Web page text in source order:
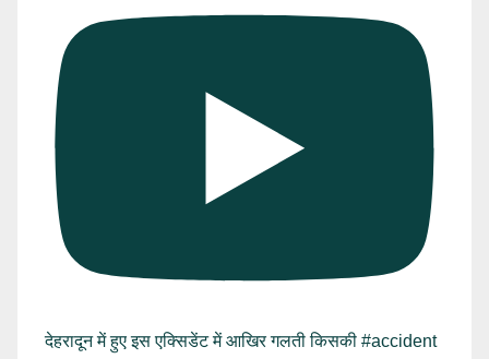
देहरादून में हुए इस एक्सिडेंट में आखिर गलती किसकी #accident